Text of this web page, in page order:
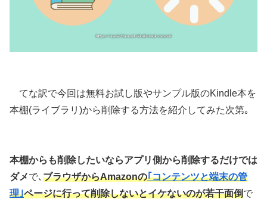
てな訳で今回は無料お試し版やサンプル版のKindle本を
本棚(ライブラリ)から削除する方法を紹介してみた次第｡
本棚からも削除したいならアプリ側から削除するだけでは
ダメで､ ブラウザからAmazonの｢コンテンツと端末の管
理｣ページに行って削除しないとイケないのが若干面倒で